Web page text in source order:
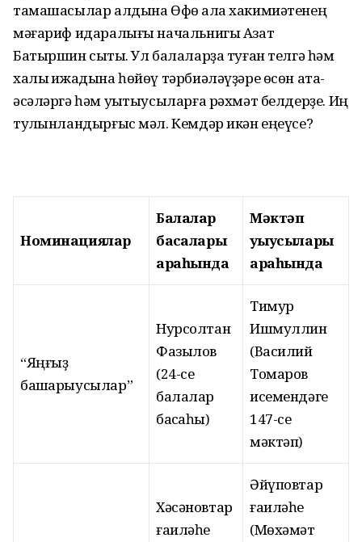
тамашасылар алдына Өфө ҡала хакимиәтенең
мәғариф идаралығы начальнигы Азат
Батыршин сыҡты. Ул балаларҙа туған телгә һәм
халыҡ ижадына һөйөү тәрбиәләүҙәре өсөн ата-
әсәләргә һәм уҡытыусыларға рәхмәт белдерҙе. Иң
тулҡынландырғыс мәл. Кемдәр икән еңеүсе?
Номинациялар
Балалар
баҡсалары
араһында
Мәктәп
уҡыусылары
араһында
“Яңғыҙ
башҡарыусылар”
Нурсолтан
Фазылов
(24-се
балалар
баҡсаһы)
Тимур
Ишмуллин
(Василий
Томаров
исемендәге
147-се
мәктәп)
Хәсәновтар
ғаиләһе
Әйүповтар
ғаиләһе
(Мөхәмәт